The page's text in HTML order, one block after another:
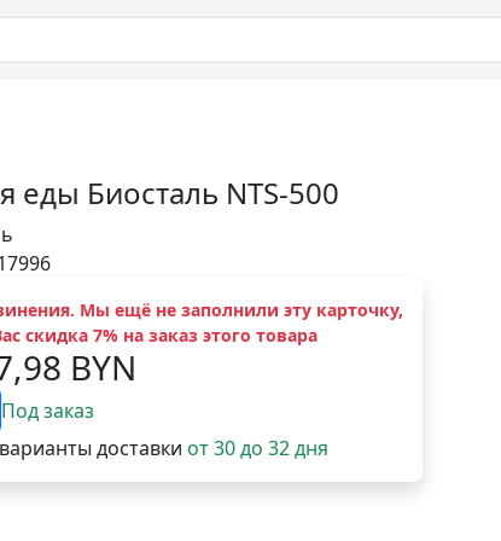
еды Биосталь NTS-500
Мы ещё не заполнили эту карточку,
скидка 7% на заказ этого товара
BYN
Под заказ
доставки от 30 до 32 дня